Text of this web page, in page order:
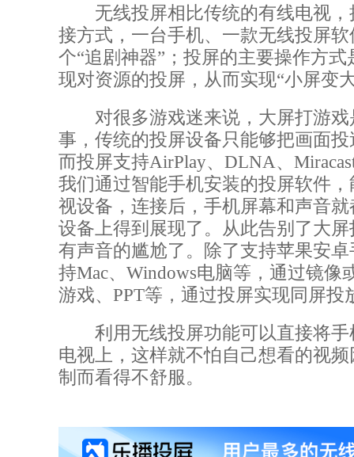
无线投屏相比传统的有线电视，
接方式，一台手机、一款无线投屏
个“追剧神器”；投屏的主要操作方式
现对资源的投屏，从而实现“小屏变
对很多游戏迷来说，大屏打游戏
事，传统的投屏设备只能够把画面
而投屏支持AirPlay、DLNA、
我们通过智能手机安装的投屏软件
视设备，连接后，手机屏幕和声音
设备上得到展现了。从此告别了大
有声音的尴尬了。除了支持苹果安
持Mac、Windows电脑等，通过镜像
游戏、PPT等，通过投屏实现同屏投
利用无线投屏功能可以直接将手
电视上，这样就不怕自己想看的视
制而看得不舒服。